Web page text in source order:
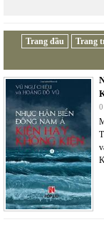
Trang đầu Trang